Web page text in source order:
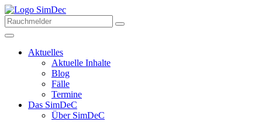
Aktuelles
Aktuelle Inhalte
Blog
Fälle
Termine
Das SimDeC
Über SimDeC